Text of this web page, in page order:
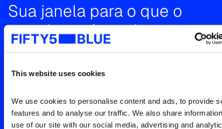
This website uses cookies
We use cookies to personalise content and ads, to provide
features and to analyse our traffic. We also share
use of our site with our social media, advertising and
Sua janela para o que o
mundo está vendo
Entre em contato para uma
visão clara da sua
Entre em contato
Search